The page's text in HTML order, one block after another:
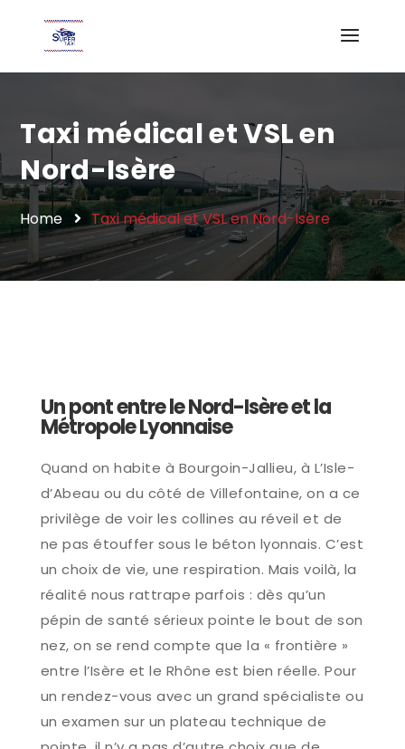
Taxi médical et VSL en
Nord-Isère
Home Taxi médical et VSL en Nord-Isère
Un pont entre le Nord-Isère et la
Métropole Lyonnaise
Quand on habite à Bourgoin-Jallieu, à L’Isle-
d’Abeau ou du côté de Villefontaine, on a ce
privilège de voir les collines au réveil et de
ne pas étouffer sous le béton lyonnais. C’est
un choix de vie, une respiration. Mais voilà, la
réalité nous rattrape parfois : dès qu’un
pépin de santé sérieux pointe le bout de son
nez, on se rend compte que la « frontière »
entre l’Isère et le Rhône est bien réelle. Pour
un rendez-vous avec un grand spécialiste ou
un examen sur un plateau technique de